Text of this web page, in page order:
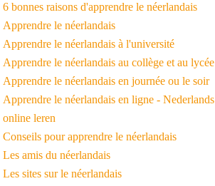
6 bonnes raisons d'apprendre le néerlandais
Apprendre le néerlandais
Apprendre le néerlandais à l'université
Apprendre le néerlandais au collège et au lycée
Apprendre le néerlandais en journée ou le soir
Apprendre le néerlandais en ligne - Nederlands
online leren
Conseils pour apprendre le néerlandais
Les amis du néerlandais
Les sites sur le néerlandais